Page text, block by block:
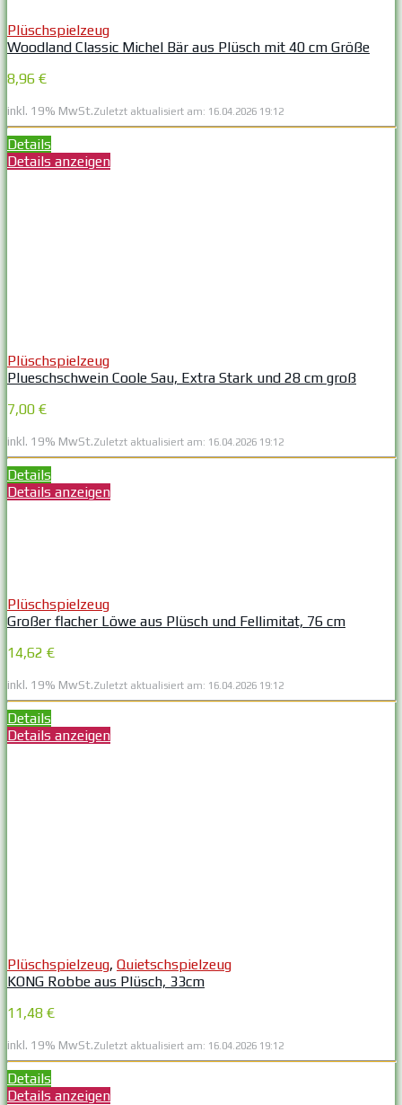
Plüschspielzeug
Woodland Classic Michel Bär aus Plüsch mit 40 cm Größe
8,96 €
inkl. 19% MwSt.Zuletzt aktualisiert am: 16.04.2026 19:12
Details
Details anzeigen
Plüschspielzeug
Plueschschwein Coole Sau, Extra Stark und 28 cm groß
7,00 €
inkl. 19% MwSt.Zuletzt aktualisiert am: 16.04.2026 19:12
Details
Details anzeigen
Plüschspielzeug
Großer flacher Löwe aus Plüsch und Fellimitat, 76 cm
14,62 €
inkl. 19% MwSt.Zuletzt aktualisiert am: 16.04.2026 19:12
Details
Details anzeigen
Plüschspielzeug, Quietschspielzeug
KONG Robbe aus Plüsch, 33cm
11,48 €
inkl. 19% MwSt.Zuletzt aktualisiert am: 16.04.2026 19:12
Details
Details anzeigen